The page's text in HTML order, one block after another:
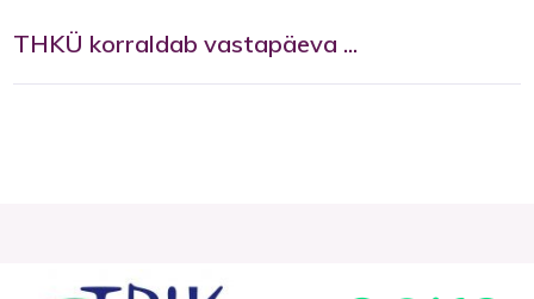
THKÜ korraldab vastapäeva ...